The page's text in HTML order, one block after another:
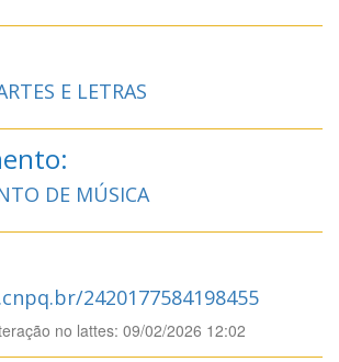
E LETRAS
DE MÚSICA
2420177584198455
no lattes: 09/02/2026 12:02